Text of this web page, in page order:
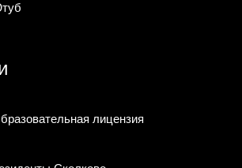
лицензия